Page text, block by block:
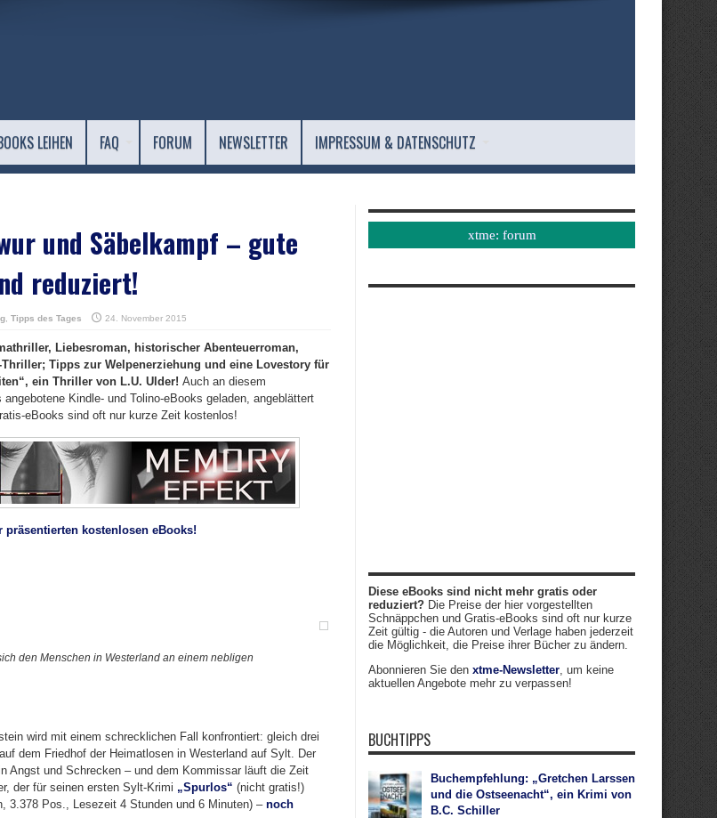
LEIHEN FAQ FORUM NEWSLETTER IMPRESSUM & DATENSCHUTZ
und Säbelkampf – gute
reduziert!
Tipps des Tages 24. November 2015
Liebesroman, historischer Abenteuerroman,
Tipps zur Welpenerziehung und eine Lovestory für
ein Thriller von L.U. Ulder! Auch an diesem
Kindle- und Tolino-eBooks geladen, angeblättert
eBooks sind oft nur kurze Zeit kostenlos!
präsentierten kostenlosen eBooks!
den Menschen in Westerland an einem nebligen
wird mit einem schrecklichen Fall konfrontiert: gleich drei
dem Friedhof der Heimatlosen in Westerland auf Sylt. Der
Angst und Schrecken – und dem Kommissar läuft die Zeit
der für seinen ersten Sylt-Krimi „Spurlos“ (nicht gratis!)
3.378 Pos., Lesezeit 4 Stunden und 6 Minuten) – noch
xtme: forum
Diese eBooks sind nicht mehr gratis oder
reduziert? Die Preise der hier vorgestellten
Schnäppchen und Gratis-eBooks sind oft nur kurze
Zeit gültig - die Autoren und Verlage haben jederzeit
die Möglichkeit, die Preise ihrer Bücher zu ändern.
Abonnieren Sie den xtme-Newsletter, um keine
aktuellen Angebote mehr zu verpassen!
BUCHTIPPS
Buchempfehlung: „Gretchen Larssen
und die Ostseenacht“, ein Krimi von
B.C. Schiller